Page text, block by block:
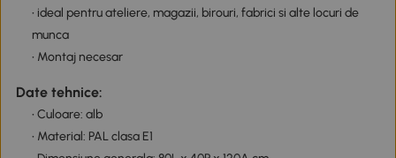
• ideal pentru ateliere, magazii, birouri, fabrici si alte locuri de
munca
• Montaj necesar
Date tehnice:
• Culoare: alb
• Material: PAL clasa E1